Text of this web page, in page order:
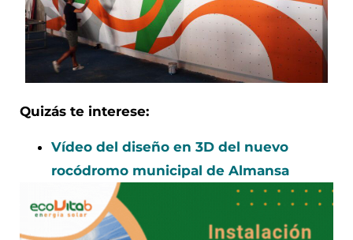
Quizás te interese:
Vídeo del diseño en 3D del nuevo
rocódromo municipal de Almansa